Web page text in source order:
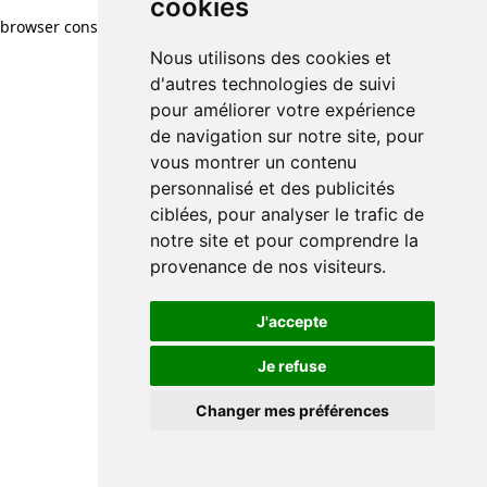
cookies
Nous utilisons des cookies et
d'autres technologies de suivi
pour améliorer votre expérience
de navigation sur notre site, pour
vous montrer un contenu
personnalisé et des publicités
ciblées, pour analyser le trafic de
notre site et pour comprendre la
provenance de nos visiteurs.
J'accepte
Je refuse
Changer mes préférences
browser console for more information)